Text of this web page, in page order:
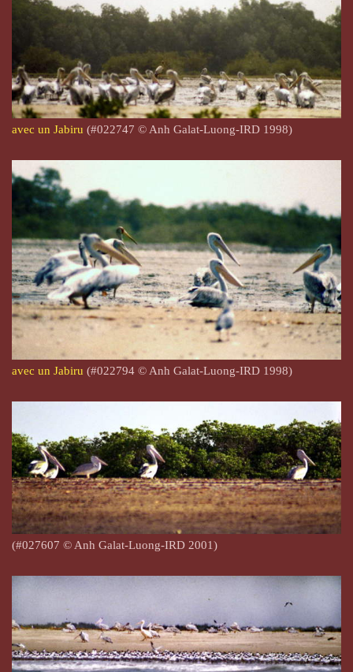
avec un Jabiru (#022747 © Anh Galat-Luong-IRD 1998)
avec un Jabiru (#022794 © Anh Galat-Luong-IRD 1998)
(#027607 © Anh Galat-Luong-IRD 2001)